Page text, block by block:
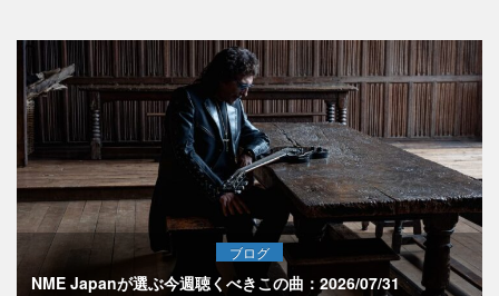
ブログ
NME Japanが選ぶ今週聴くべきこの曲：2026/07/31